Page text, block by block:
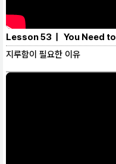
Lesson 53 | You Need
지루함이 필요한 이유